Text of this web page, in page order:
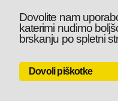
Dovolite nam
katerimi nudimo
brskanju po spletni
Dovoli piškotke